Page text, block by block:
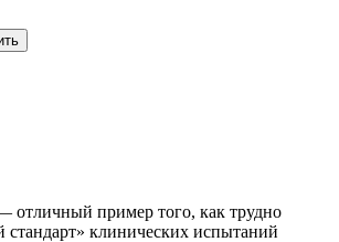
отличный пример того, как трудно
стандарт» клинических испытаний